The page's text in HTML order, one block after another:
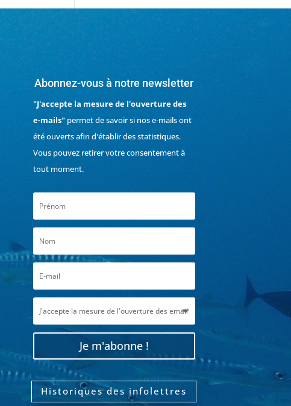
Abonnez-vous à notre newsletter
"J'accepte la mesure de l'ouverture des
e-mails"permet de savoir si nos e-mails ont
été ouverts afin d'établir des statistiques.
Vous pouvez retirer votre consentement à
tout moment.
Je m'abonne !
Historiques des infolettres